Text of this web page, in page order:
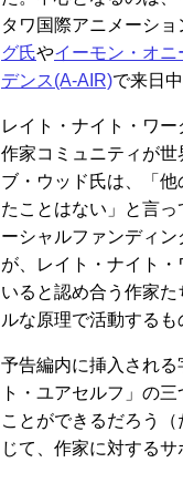
タワ国際アニメーシ
グ氏やイーモン・オニ
デンス(A-AIR)で来日
レイト・ナイト・ワー
作家コミュニティが
ブ・ウッド氏は、「
たことはない」と言
ーシャルファンディ
が、レイト・ナイト
いると認め合う作家
ルな原理で活動するも
予告編内に挿入され
ト・ユアセルフ」の
ことができるだろう
じて、作家に対する